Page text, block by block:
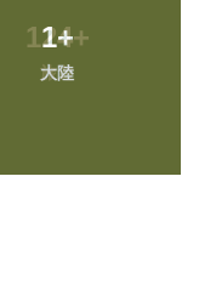
1+
大陸